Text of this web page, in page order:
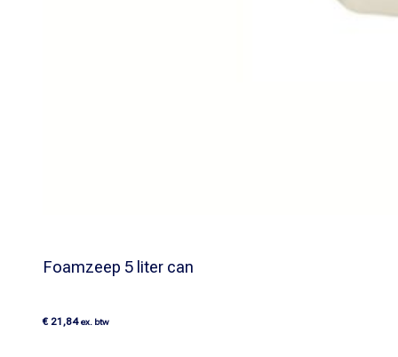
Foamzeep 5 liter can
€ 21,84 ex. btw